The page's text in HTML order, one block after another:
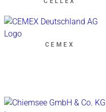
CEMEX